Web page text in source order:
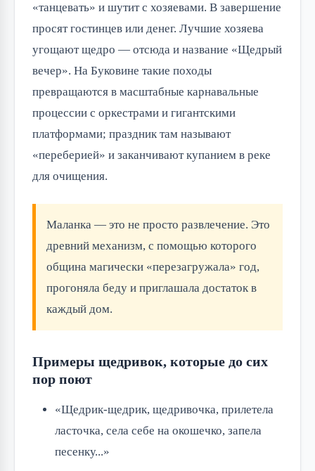
«танцевать» и шутит с хозяевами. В завершение
просят гостинцев или денег. Лучшие хозяева
угощают щедро — отсюда и название «Щедрый
вечер». На Буковине такие походы
превращаются в масштабные карнавальные
процессии с оркестрами и гигантскими
платформами; праздник там называют
«переберией» и заканчивают купанием в реке
для очищения.
Маланка — это не просто развлечение. Это
древний механизм, с помощью которого
община магически «перезагружала» год,
прогоняла беду и приглашала достаток в
каждый дом.
Примеры щедривок, которые до сих
пор поют
«Щедрик-щедрик, щедривочка, прилетела
ласточка, села себе на окошечко, запела
песенку...»